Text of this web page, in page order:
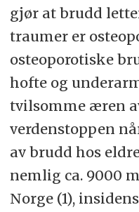
gjør at brudd
traumer er
osteoporotiske
hofte og
tvilsomme æren
verdenstoppen
av brudd hos
nemlig ca. 9000
Norge (1),